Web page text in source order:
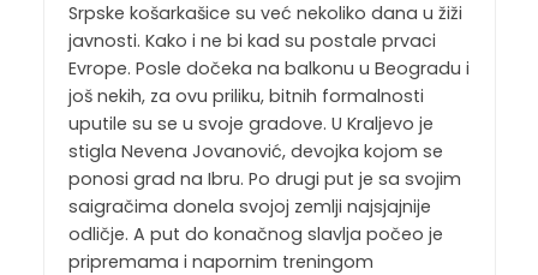
Srpske košarkašice su već nekoliko dana u žiži
javnosti. Kako i ne bi kad su postale prvaci
Evrope. Posle dočeka na balkonu u Beogradu i
još nekih, za ovu priliku, bitnih formalnosti
uputile su se u svoje gradove. U Kraljevo je
stigla Nevena Jovanović, devojka kojom se
ponosi grad na Ibru. Po drugi put je sa svojim
saigračima donela svojoj zemlji najsjajnije
odličje. A put do konačnog slavlja počeo je
pripremama i napornim treningom